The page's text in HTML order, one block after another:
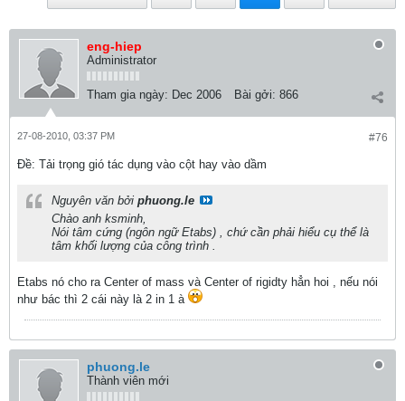
eng-hiep
Administrator
Tham gia ngày: Dec 2006 Bài gởi: 866
#76
27-08-2010, 03:37 PM
Ðề: Tải trọng gió tác dụng vào cột hay vào dầm
Nguyên văn bởi phuong.le
Chào anh ksminh,
Nói tâm cứng (ngôn ngữ Etabs) , chứ cần phải hiểu cụ thể là
tâm khối lượng của công trình .
Etabs nó cho ra Center of mass và Center of rigidty hẳn hoi , nếu nói
như bác thì 2 cái này là 2 in 1 à
phuong.le
Thành viên mới